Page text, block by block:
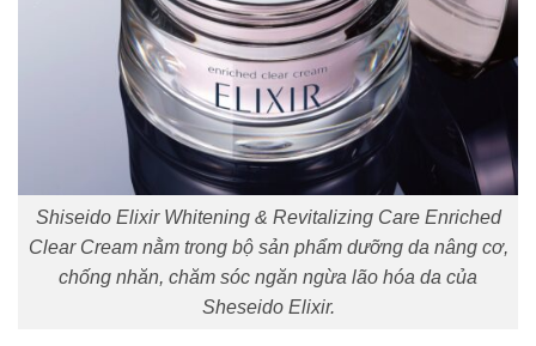
Shiseido Elixir Whitening & Revitalizing Care Enriched
Clear Cream nằm trong bộ sản phẩm dưỡng da nâng cơ,
chống nhăn, chăm sóc ngăn ngừa lão hóa da của
Sheseido Elixir.